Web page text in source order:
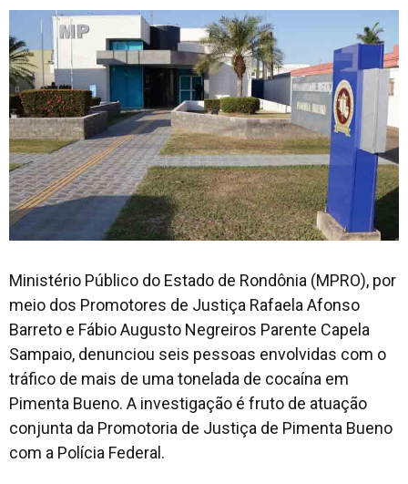
Ministério Público do Estado de Rondônia (MPRO), por
meio dos Promotores de Justiça Rafaela Afonso
Barreto e Fábio Augusto Negreiros Parente Capela
Sampaio, denunciou seis pessoas envolvidas com o
tráfico de mais de uma tonelada de cocaína em
Pimenta Bueno. A investigação é fruto de atuação
conjunta da Promotoria de Justiça de Pimenta Bueno
com a Polícia Federal.